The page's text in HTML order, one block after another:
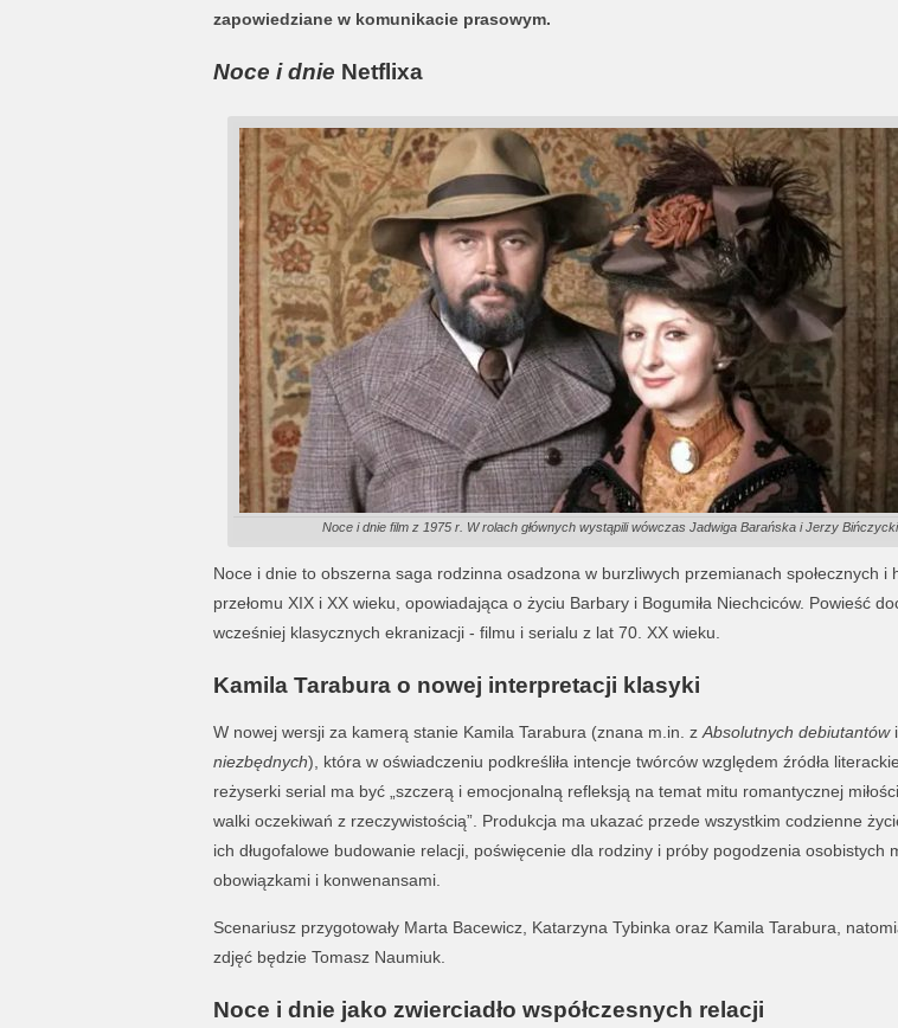
zapowiedziane w komunikacie prasowym.
Noce i dnie Netflixa
Noce i dnie film z 1975 r. W rolach głównych wystąpili wówczas Jadwiga Barańska i Jerzy Bińczycki
Noce i dnie to obszerna saga rodzinna osadzona w burzliwych przemianach społecznych i
przełomu XIX i XX wieku, opowiadająca o życiu Barbary i Bogumiła Niechciców. Powieść
wcześniej klasycznych ekranizacji - filmu i serialu z lat 70. XX wieku.
Kamila Tarabura o nowej interpretacji klasyki
W nowej wersji za kamerą stanie Kamila Tarabura (znana m.in. z Absolutnych debiutantówi
niezbędnych), która w oświadczeniu podkreśliła intencje twórców względem źródła
reżyserki serial ma być „szczerą i emocjonalną refleksją na temat mitu romantycznej
walki oczekiwań z rzeczywistością”. Produkcja ma ukazać przede wszystkim codzienne
ich długofalowe budowanie relacji, poświęcenie dla rodziny i próby pogodzenia osobistych
obowiązkami i konwenansami.
Scenariusz przygotowały Marta Bacewicz, Katarzyna Tybinka oraz Kamila Tarabura,
zdjęć będzie Tomasz Naumiuk.
Noce i dnie jako zwierciadło współczesnych relacji